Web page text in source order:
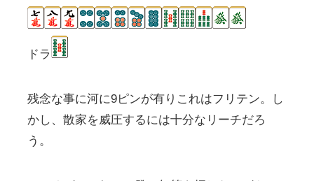
ドラ
残念な事に河に9ピンが有りこれはフリテン。し
かし、散家を威圧するには十分なリーチだろ
う。